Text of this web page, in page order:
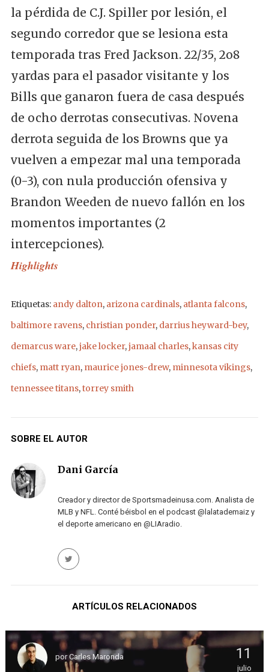
la pérdida de C.J. Spiller por lesión, el
segundo corredor que se lesiona esta
temporada tras Fred Jackson. 22/35, 2o8
yardas para el pasador visitante y los
Bills que ganaron fuera de casa después
de ocho derrotas consecutivas. Novena
derrota seguida de los Browns que ya
vuelven a empezar mal una temporada
(0-3), con nula producción ofensiva y
Brandon Weeden de nuevo fallón en los
momentos importantes (2
intercepciones).
Highlights
Etiquetas: andy dalton, arizona cardinals, atlanta falcons,
baltimore ravens, christian ponder, darrius heyward-bey,
demarcus ware,jake locker,jamaal charles,kansas city
chiefs, matt ryan, maurice jones-drew, minnesota vikings,
tennessee titans,torrey smith
SOBRE EL AUTOR
Dani García
Creador y director de Sportsmadeinusa.com. Analista de
MLB y NFL. Conté béisbol en el podcast @lalatademaiz y
el deporte americano en @LIAradio.
ARTÍCULOS RELACIONADOS
porCarles Maronda 11
julio